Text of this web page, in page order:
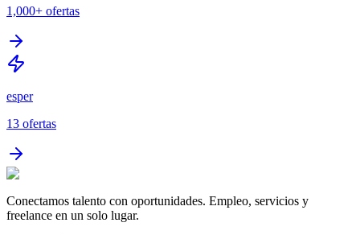
1,000+ ofertas
esper
13 ofertas
Conectamos talento con oportunidades. Empleo, servicios y
freelance en un solo lugar.